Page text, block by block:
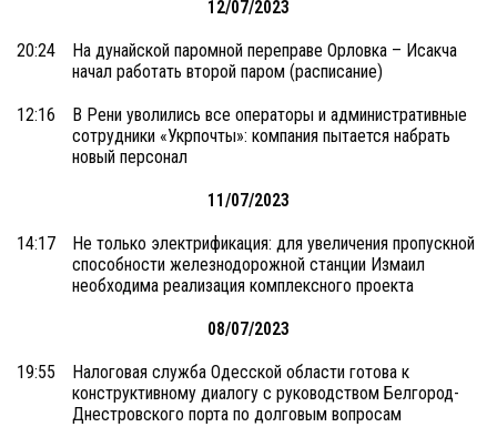
12/07/2023
20:24
На дунайской паромной переправе Орловка – Исакча
начал работать второй паром (расписание)
12:16
В Рени уволились все операторы и административные
сотрудники «Укрпочты»: компания пытается набрать
новый персонал
11/07/2023
14:17
Не только электрификация: для увеличения пропускной
способности железнодорожной станции Измаил
необходима реализация комплексного проекта
08/07/2023
19:55
Налоговая служба Одесской области готова к
конструктивному диалогу с руководством Белгород-
Днестровского порта по долговым вопросам